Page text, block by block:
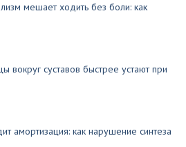
мешает ходить без боли: как
суставов быстрее устают при
амортизация: как нарушение синтеза